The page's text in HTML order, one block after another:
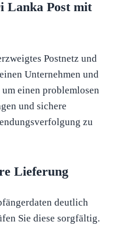
Lanka Post mit
Postnetz und
Unternehmen und
einen problemlosen
und sichere
zu
Lieferung
deutlich
Sie diese sorgfältig.